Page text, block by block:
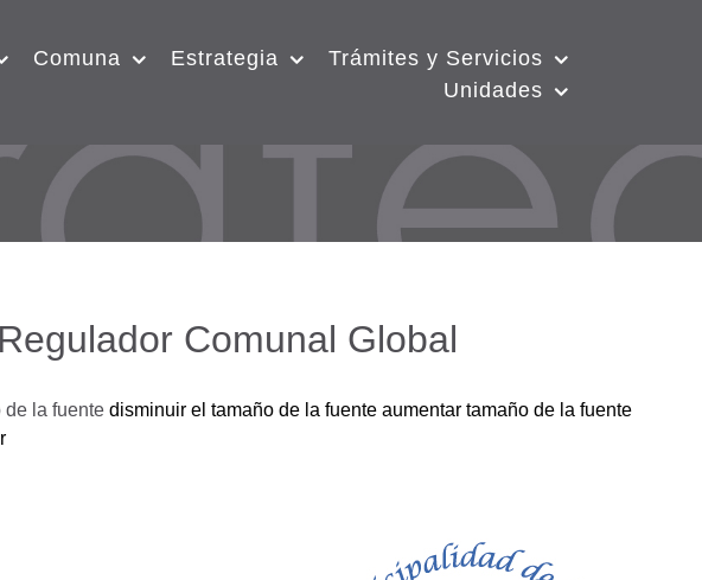
Comuna Estrategia
Trámites y Servicios
Unidades
Comunal Global
de la fuente disminuir el tamaño de la fuente aumentar tamaño de la fuente